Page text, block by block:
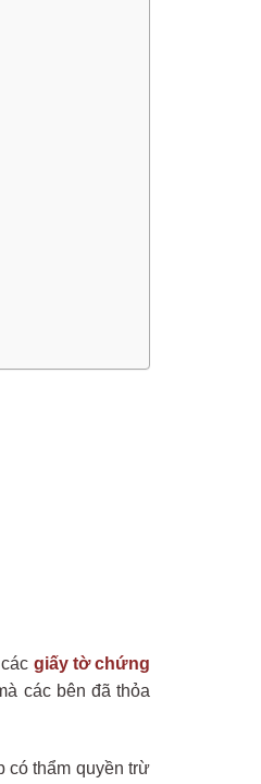
giấy tờ chứng
các bên đã thỏa
có thẩm quyền trừ